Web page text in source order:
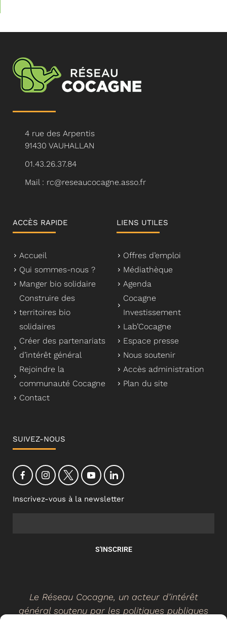
4 rue des Arpentis
91430 VAUHALLAN
01.43.26.37.84
Mail : rc@reseaucocagne.asso.fr
ACCÈS RAPIDE
Accueil
Qui sommes-nous ?
Manger bio solidaire
Construire des
territoires bio
solidaires
Créer des partenariats
d’intérêt général
Rejoindre la
communauté Cocagne
Contact
LIENS UTILES
Offres d’emploi
Médiathèque
Agenda
Cocagne
Investissement
Lab’Cocagne
Espace presse
Nous soutenir
Accès administration
Plan du site
SUIVEZ-NOUS
Inscrivez-vous à la newsletter
S'INSCRIRE
Le Réseau Cocagne, un acteur d’intérêt
général soutenu par les politiques publiques